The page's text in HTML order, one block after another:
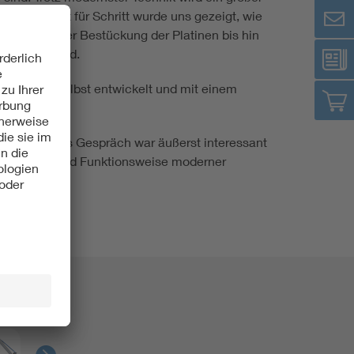
Renewable energies
Environmental Protection
Schritt für Schritt wurde uns gezeigt, wie
– von der Bestückung der Platinen bis hin
wird.
selbst entwickelt und mit einem
werden.
Dieses Gespräch war äußerst interessant
und Funktionsweise moderner